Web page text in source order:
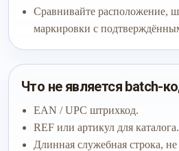
Сравнивайте расположение,
маркировки с
Что не является batch-
EAN / UPC штрихкод.
REF или артикул для каталога.
Длинная служебная строка,